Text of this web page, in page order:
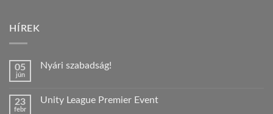
HÍREK
05
jún
Nyári szabadság!
Nyári
23
febr
Unity League Premier Event